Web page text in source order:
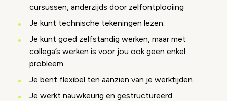
cursussen, anderzijds door zelfontplooiing
Je kunt technische tekeningen lezen.
Je kunt goed zelfstandig werken, maar met
collega’s werken is voor jou ook geen enkel
probleem.
Je bent flexibel ten aanzien van je werktijden.
Je werkt nauwkeurig en gestructureerd.